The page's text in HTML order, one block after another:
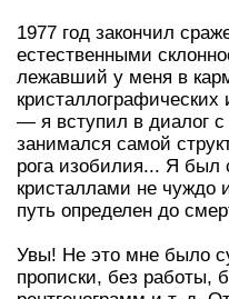
1977 год закончил
естественными
лежавший у меня в
— я вступил в диалог с
занимался самой
рога изобилия... Я был
кристаллами не чуждо
путь определен до
Увы! Не это мне было
прописки, без работы,